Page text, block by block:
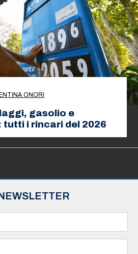
ONORI
gasolio e
i rincari del 2026